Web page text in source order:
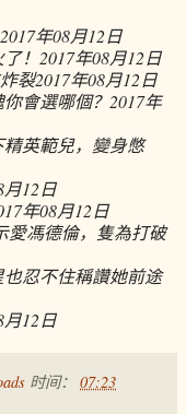
2017年08月12日
！ 2017年08月12日
裂2017年08月12日
會選哪個？ 2017年
精英範兒，變身憋
月12日
年08月12日
愛馮德倫，隻為打破
忍不住稱讚她前途
月12日
时间： 07:23